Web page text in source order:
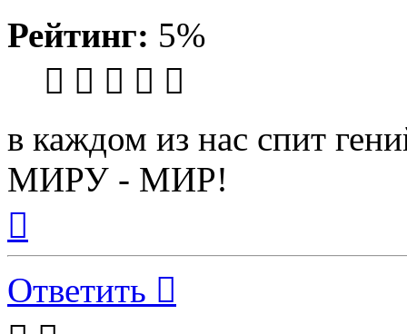
Рейтинг: 5%
в каждом из нас спит
МИРУ - МИР!
началу
Ответить